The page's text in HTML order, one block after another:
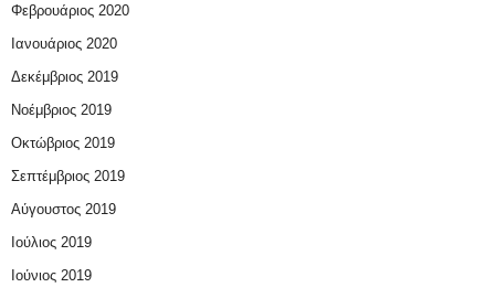
Φεβρουάριος 2020
Ιανουάριος 2020
Δεκέμβριος 2019
Νοέμβριος 2019
Οκτώβριος 2019
Σεπτέμβριος 2019
Αύγουστος 2019
Ιούλιος 2019
Ιούνιος 2019